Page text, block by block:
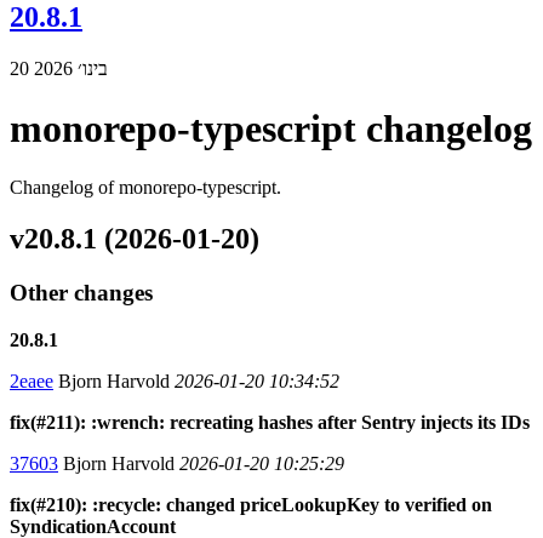
20.8.1
20 בינו׳ 2026
monorepo-typescript changelog
Changelog of monorepo-typescript.
v20.8.1 (2026-01-20)
Other changes
20.8.1
2eaee Bjorn Harvold 2026-01-20 10:34:52
fix(#211): :wrench: recreating hashes after Sentry injects its IDs
37603 Bjorn Harvold 2026-01-20 10:25:29
fix(#210): :recycle: changed priceLookupKey to verified on
SyndicationAccount